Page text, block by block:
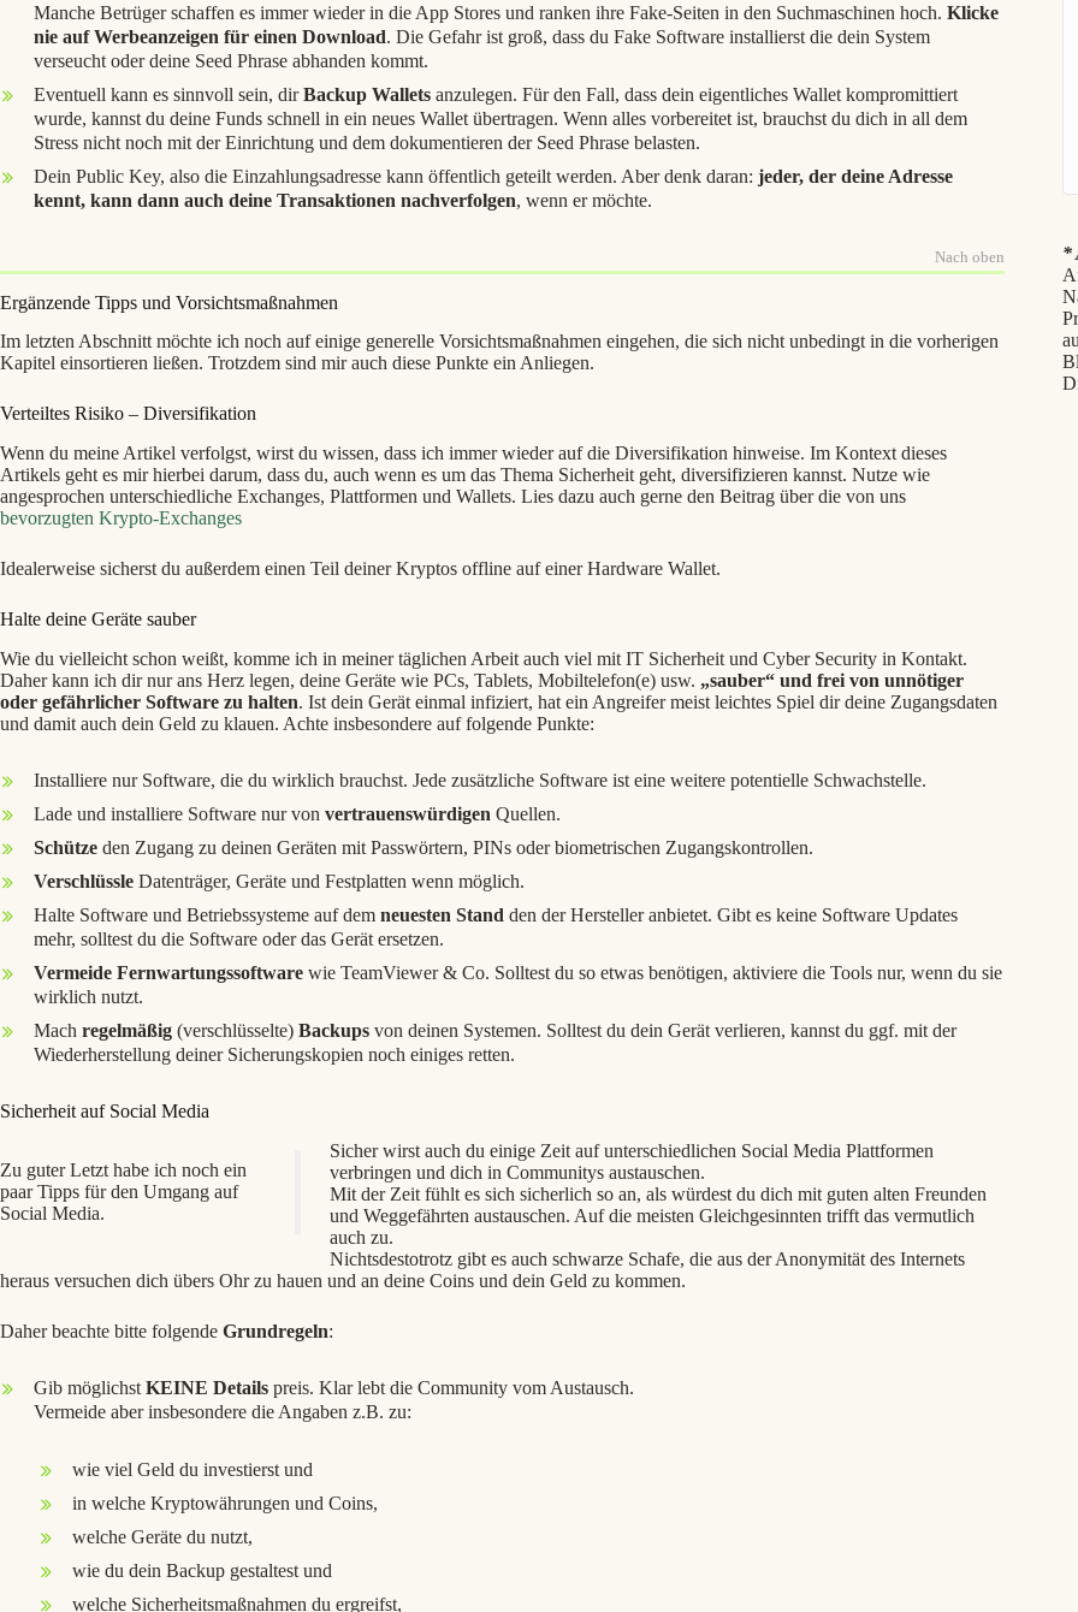
Manche Betrüger schaffen es immer wieder in die App Stores und ranken ihre Fake-Seiten in den Suchmaschinen hoch. Klicke
nie auf Werbeanzeigen für einen Download. Die Gefahr ist groß, dass du Fake Software installierst die dein System
verseucht oder deine Seed Phrase abhanden kommt.
Eventuell kann es sinnvoll sein, dirBackup Wallets anzulegen. Für den Fall, dass dein eigentliches Wallet kompromittiert
wurde, kannst du deine Funds schnell in ein neues Wallet übertragen. Wenn alles vorbereitet ist, brauchst du dich in all dem
Stress nicht noch mit der Einrichtung und dem dokumentieren der Seed Phrase belasten.
Dein Public Key, also die Einzahlungsadresse kann öffentlich geteilt werden. Aber denk daran: jeder, der deine Adresse
kennt, kann dann auch deine Transaktionen nachverfolgen, wenn er möchte.
Nach oben
Ergänzende Tipps und Vorsichtsmaßnahmen
Im letzten Abschnitt möchte ich noch auf einige generelle Vorsichtsmaßnahmen eingehen, die sich nicht unbedingt in die vorherigen
Kapitel einsortieren ließen. Trotzdem sind mir auch diese Punkte ein Anliegen.
Verteiltes Risiko – Diversifikation
Wenn du meine Artikel verfolgst, wirst du wissen, dass ich immer wieder auf die Diversifikation hinweise. Im Kontext dieses
Artikels geht es mir hierbei darum, dass du, auch wenn es um das Thema Sicherheit geht, diversifizieren kannst. Nutze wie
angesprochen unterschiedliche Exchanges, Plattformen und Wallets. Lies dazu auch gerne den Beitrag über die von uns
bevorzugten Krypto-Exchanges
Idealerweise sicherst du außerdem einen Teil deiner Kryptos offline auf einer Hardware Wallet.
Halte deine Geräte sauber
Wie du vielleicht schon weißt, komme ich in meiner täglichen Arbeit auch viel mit IT Sicherheit und Cyber Security in Kontakt.
Daher kann ich dir nur ans Herz legen, deine Geräte wie PCs, Tablets, Mobiltelefon(e) usw. „sauber“ und frei von unnötiger
oder gefährlicher Software zu halten. Ist dein Gerät einmal infiziert, hat ein Angreifer meist leichtes Spiel dir deine Zugangsdaten
und damit auch dein Geld zu klauen. Achte insbesondere auf folgende Punkte:
Installiere nur Software, die du wirklich brauchst. Jede zusätzliche Software ist eine weitere potentielle Schwachstelle.
Lade und installiere Software nur von vertrauenswürdigen Quellen.
Schütze den Zugang zu deinen Geräten mit Passwörtern, PINs oder biometrischen Zugangskontrollen.
Verschlüssle Datenträger, Geräte und Festplatten wenn möglich.
Halte Software und Betriebssysteme auf dem neuesten Stand den der Hersteller anbietet. Gibt es keine Software Updates
mehr, solltest du die Software oder das Gerät ersetzen.
Vermeide Fernwartungssoftware wie TeamViewer & Co. Solltest du so etwas benötigen, aktiviere die Tools nur, wenn du sie
wirklich nutzt.
Mach regelmäßig (verschlüsselte) Backups von deinen Systemen. Solltest du dein Gerät verlieren, kannst du ggf. mit der
Wiederherstellung deiner Sicherungskopien noch einiges retten.
Sicherheit auf Social Media
Zu guter Letzt habe ich noch ein
paar Tipps für den Umgang auf
Social Media.
Sicher wirst auch du einige Zeit auf unterschiedlichen Social Media Plattformen
verbringen und dich in Communitys austauschen.
Mit der Zeit fühlt es sich sicherlich so an, als würdest du dich mit guten alten Freunden
und Weggefährten austauschen. Auf die meisten Gleichgesinnten trifft das vermutlich
auch zu.
Nichtsdestotrotz gibt es auch schwarze Schafe, die aus der Anonymität des Internets
heraus versuchen dich übers Ohr zu hauen und an deine Coins und dein Geld zu kommen.
Daher beachte bitte folgende Grundregeln:
Gib möglichst KEINE Details preis. Klar lebt die Community vom Austausch.
Vermeide aber insbesondere die Angaben z.B. zu:
wie viel Geld du investierst und
in welche Kryptowährungen und Coins,
welche Geräte du nutzt,
wie du dein Backup gestaltest und
welche Sicherheitsmaßnahmen du ergreifst,
*